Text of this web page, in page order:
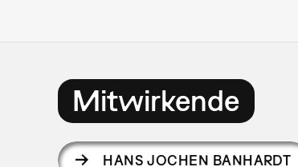
Mitwirkende
HANS JOCHEN BANHARDT